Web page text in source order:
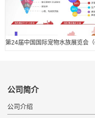
公司简介
公司介绍